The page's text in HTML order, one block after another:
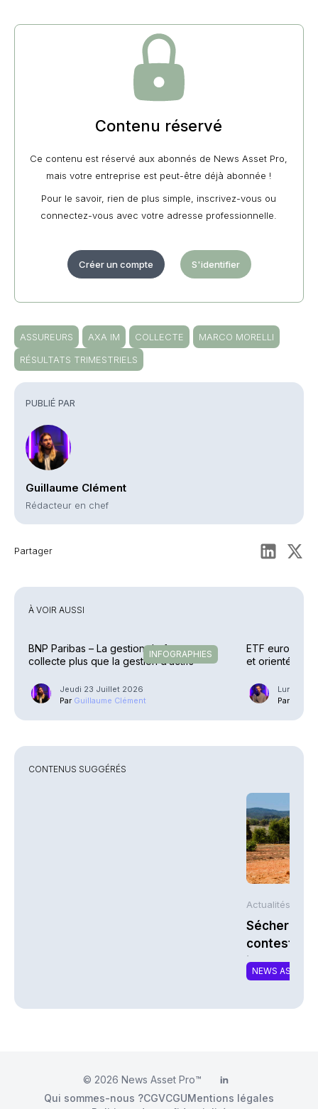
PUBLIÉ PAR
Guillaume Clément
Rédacteur en chef
Partager
Contenu réservé
Ce contenu est réservé aux abonnés de News Asset Pro,
mais votre entreprise est peut-être déjà abonnée !
Pour le savoir, rien de plus simple, inscrivez-vous ou
connectez-vous avec votre adresse professionnelle.
Créer un compte S'identifier
ASSUREURS AXA IM COLLECTE
MARCO MORELLI
RÉSULTATS TRIMESTRIELS
À VOIR AUSSI
INFOGRAPHIES
BNP Paribas – La gestion de fortune
collecte plus que la gestion d’actifs
Jeudi 23 Juillet 2026
Par Guillaume Clément
ETF
et orientés
Lundi 13
Par
CONTENUS SUGGÉRÉS
Actualités AFP
contestent
NEWS
© 2026 News Asset Pro™ LinkedIn
Qui sommes-nous ?CGVCGUMentions légales